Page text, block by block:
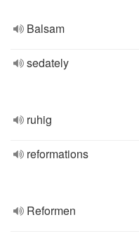
Balsam
sedately
ruhig
reformations
Reformen